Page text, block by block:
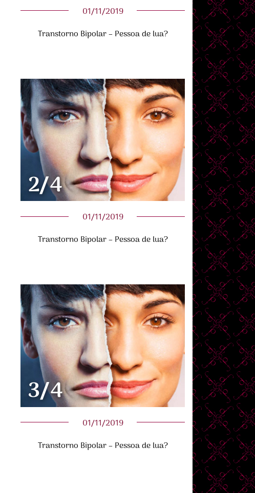
01/11/2019
Transtorno Bipolar – Pessoa de lua?
2/4
01/11/2019
Transtorno Bipolar – Pessoa de lua?
3/4
01/11/2019
Transtorno Bipolar – Pessoa de lua?